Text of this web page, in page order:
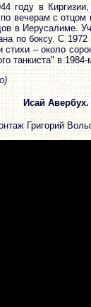
году в Киргизии,
вечерам с
в Иерусалиме.
по боксу. С
стихи – около
в
Исай
Григорий